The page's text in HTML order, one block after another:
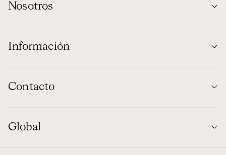
Nosotros
Información
Contacto
Global